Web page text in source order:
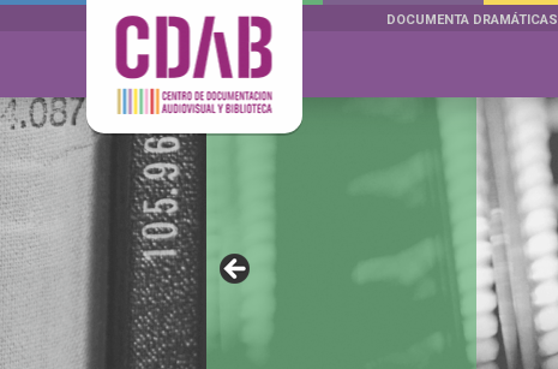
DOCUMENTA DRAMÁTICAS